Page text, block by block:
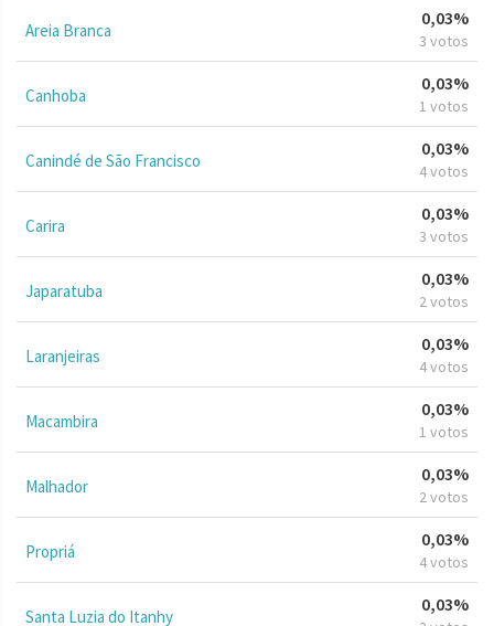
Areia Branca
0,03%
3 votos
Canhoba
0,03%
1 votos
Canindé de São Francisco
0,03%
4 votos
Carira
0,03%
3 votos
Japaratuba
0,03%
2 votos
Laranjeiras
0,03%
4 votos
Macambira
0,03%
1 votos
Malhador
0,03%
2 votos
Propriá
0,03%
4 votos
Santa Luzia do Itanhy
0,03%